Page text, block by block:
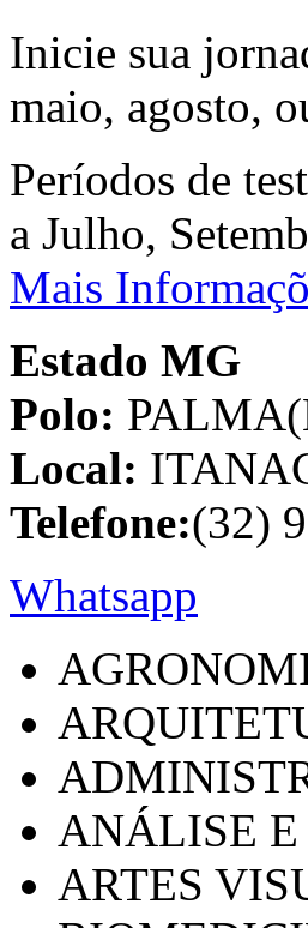
Inicie sua
maio, agosto,
Períodos de
a Julho,
Mais
Estado MG
Polo:
Local:
Telefone:(32)
Whatsapp
ANÁLISE
ARTES